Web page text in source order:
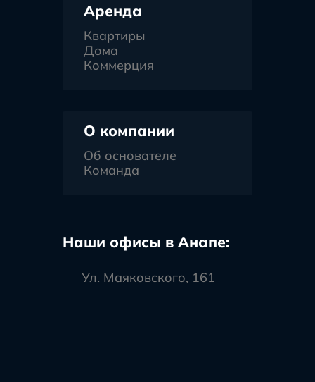
Аренда
Квартиры
Дома
Коммерция
О компании
Об основателе
Команда
Наши офисы в Анапе:
Ул. Маяковского, 161